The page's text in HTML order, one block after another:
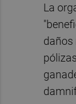
La
daños